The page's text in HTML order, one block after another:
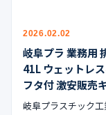
2026.02.02
岐阜プラ 業務用
41L ウェットレ
フタ付 激安販売
岐阜プラスチック